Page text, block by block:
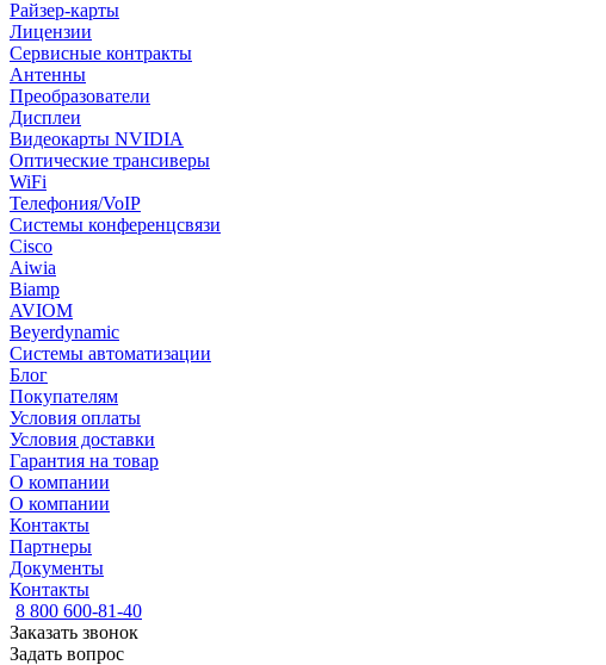
Райзер-карты
Лицензии
Сервисные контракты
Антенны
Преобразователи
Дисплеи
Видеокарты NVIDIA
Оптические трансиверы
WiFi
Телефония/VoIP
Системы конференцсвязи
Cisco
Aiwia
Biamp
AVIOM
Beyerdynamic
Системы автоматизации
Блог
Покупателям
Условия оплаты
Условия доставки
Гарантия на товар
О компании
О компании
Контакты
Партнеры
Документы
Контакты
8 800 600-81-40
Заказать звонок
Задать вопрос